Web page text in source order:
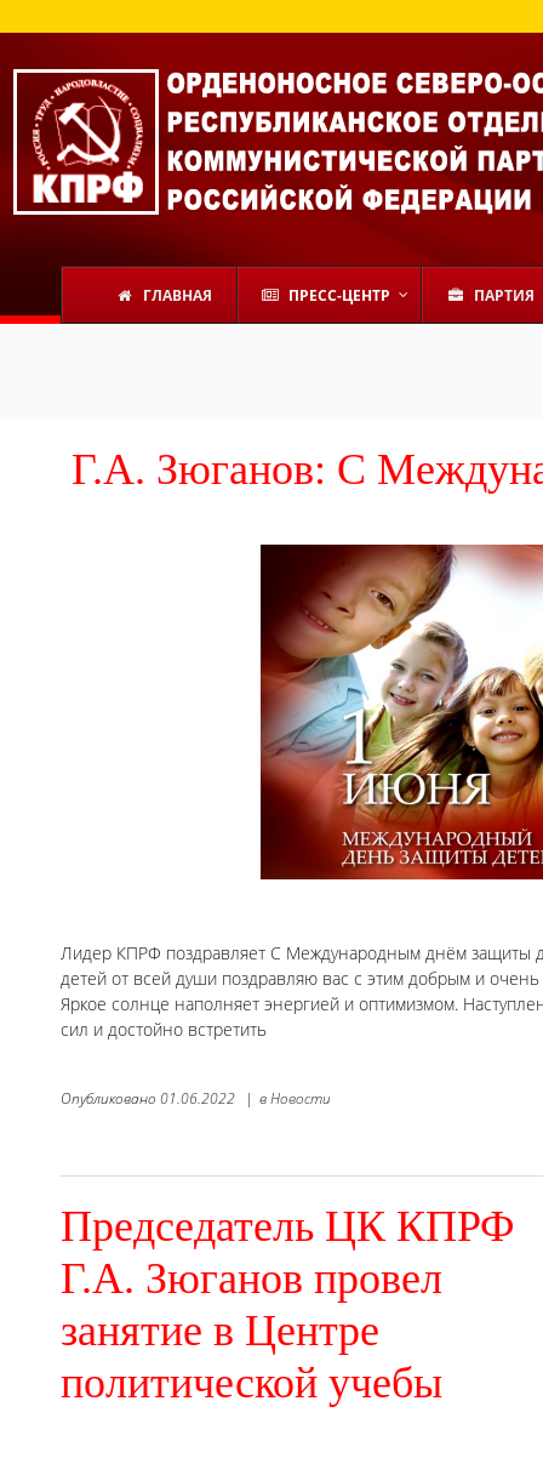
ГЛАВНАЯ ПРЕСС-ЦЕНТР ПАРТИЯ
Г.А. Зюганов: С
Лидер КПРФ поздравляет С Международным днём защиты
детей от всей души поздравляю вас с этим добрым и
Яркое солнце наполняет энергией и оптимизмом.
сил и достойно встретить
Опубликовано 01.06.2022 | вНовости
Председатель ЦК КПРФ
Г.А. Зюганов провел
занятие в Центре
политической учебы